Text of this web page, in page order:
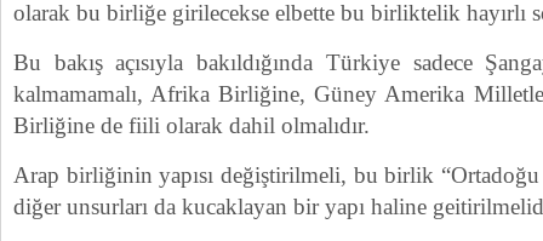
olarak bu birliğe girilecekse elbette bu birliktelik hayırlı
Bu bakış açısıyla bakıldığında Türkiye sadece
kalmamamalı, Afrika Birliğine, Güney Amerika
Birliğine de fiili olarak dahil olmalıdır.
Arap birliğinin yapısı değiştirilmeli, bu birlik
diğer unsurları da kucaklayan bir yapı haline